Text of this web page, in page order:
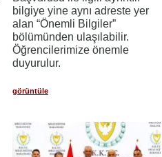
bilgiye yine aynı adreste yer
alan “Önemli Bilgiler”
bölümünden ulaşılabilir.
Öğrencilerimize önemle
duyurulur.
görüntüle